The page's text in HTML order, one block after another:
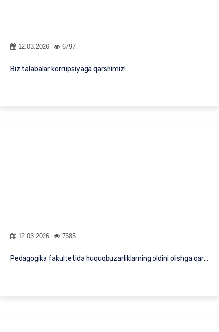
12.03.2026 6797
Biz talabalar korrupsiyaga qarshimiz!
12.03.2026 7685
Pedagogika fakultetida huquqbuzarliklarning oldini olishga qarat…